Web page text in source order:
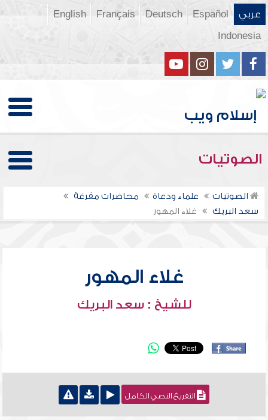
عربي Español
Deutsch
Français
English
Indonesia
الصوتيات
الصوتيات علماء ودعاة
محاضرات مفرغة
سعد البريك
غلاء المهور
غلاء المهور
للشيخ : سعد البريك
التفريغ النصي الكامل